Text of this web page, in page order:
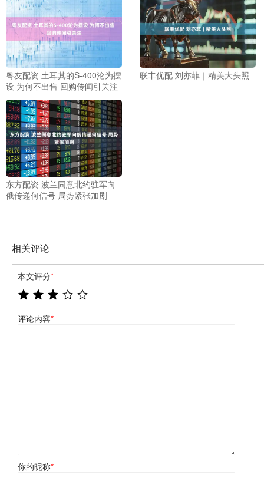
粤友配资 土耳其的S-400沦为摆
设 为何不出售 回购传闻引关注
联丰优配 刘亦菲｜精美大头照
东方配资 波兰同意北约驻军向
俄传递何信号 局势紧张加剧
相关评论
本文评分*
评论内容*
你的昵称*